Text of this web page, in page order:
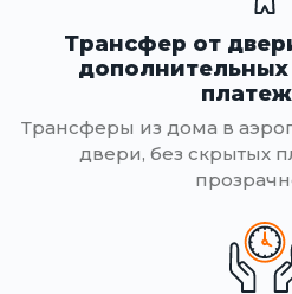
Трансфер от
Трансферы из дома в
двери, без скрытых